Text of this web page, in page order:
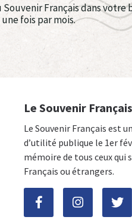
Français dans votre
fois par mois.
Le Souvenir Français
Le Souvenir Français est
d’utilité publique le 1er
mémoire de tous ceux qui
Français ou étrangers.